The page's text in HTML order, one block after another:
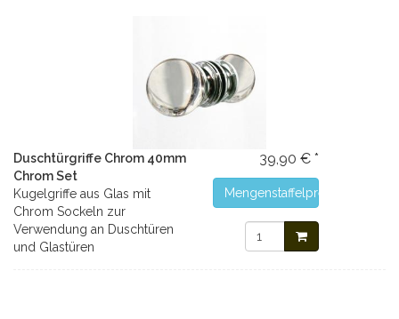
Duschtürgriffe Chrom 40mm
Chrom Set
Kugelgriffe aus Glas mit
Chrom Sockeln zur
Verwendung an Duschtüren
und Glastüren
39,90 € *
Mengenstaffelpreise